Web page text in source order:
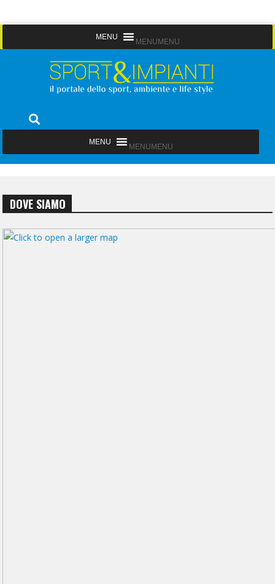
to
MENU MENU
Sport&Impianti
MENU MENU
DOVE SIAMO